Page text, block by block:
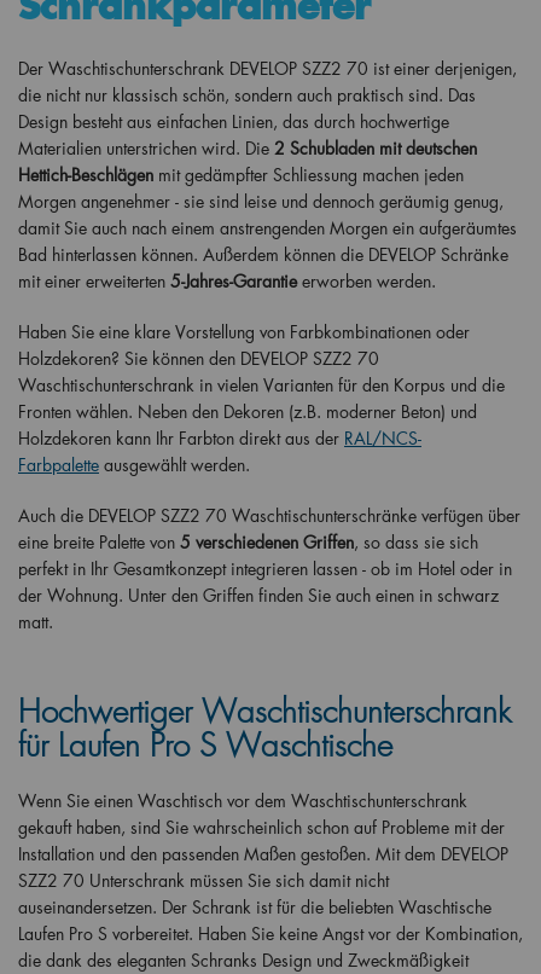
Der Waschtischunterschrank DEVELOP SZZ2 70 ist einer derjenigen,
die nicht nur klassisch schön, sondern auch praktisch sind. Das
Design besteht aus einfachen Linien, das durch hochwertige
Materialien unterstrichen wird. Die 2 Schubladen mit deutschen
Hettich-Beschlägen mit gedämpfter Schliessung machen jeden
Morgen angenehmer - sie sind leise und dennoch geräumig genug,
damit Sie auch nach einem anstrengenden Morgen ein aufgeräumtes
Bad hinterlassen können. Außerdem können die DEVELOP Schränke
mit einer erweiterten 5-Jahres-Garantie erworben werden.
Haben Sie eine klare Vorstellung von Farbkombinationen oder
Holzdekoren? Sie können den DEVELOP SZZ2 70
Waschtischunterschrank in vielen Varianten für den Korpus und die
Fronten wählen. Neben den Dekoren (z.B. moderner Beton) und
Holzdekoren kann Ihr Farbton direkt aus der RAL/NCS-
Farbpalette ausgewählt werden.
Auch die DEVELOP SZZ2 70 Waschtischunterschränke verfügen über
eine breite Palette von 5 verschiedenen Griffen, so dass sie sich
perfekt in Ihr Gesamtkonzept integrieren lassen - ob im Hotel oder in
der Wohnung. Unter den Griffen finden Sie auch einen in schwarz
matt.
Hochwertiger Waschtischunterschrank
für Laufen Pro S Waschtische
Wenn Sie einen Waschtisch vor dem Waschtischunterschrank
gekauft haben, sind Sie wahrscheinlich schon auf Probleme mit der
Installation und den passenden Maßen gestoßen. Mit dem DEVELOP
SZZ2 70 Unterschrank müssen Sie sich damit nicht
auseinandersetzen. Der Schrank ist für die beliebten Waschtische
Laufen Pro S vorbereitet. Haben Sie keine Angst vor der Kombination,
die dank des eleganten Schranks Design und Zweckmäßigkeit